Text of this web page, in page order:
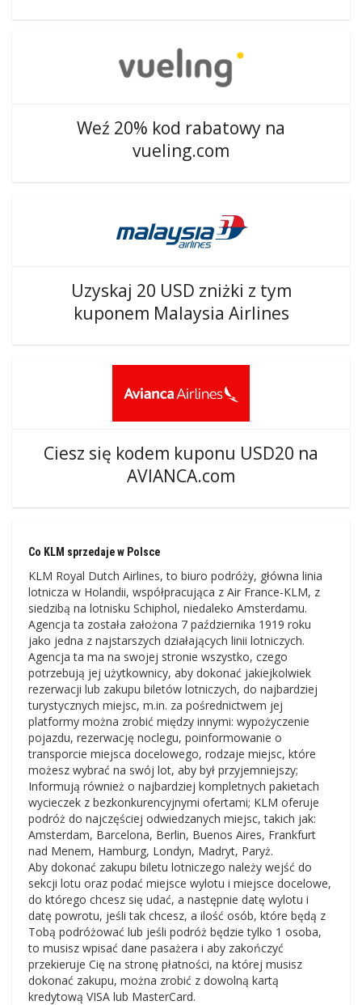
Weź 20% kod rabatowy na
vueling.com
Uzyskaj 20 USD zniżki z tym
kuponem Malaysia Airlines
Ciesz się kodem kuponu USD20 na
AVIANCA.com
Co KLM sprzedaje w Polsce
KLM Royal Dutch Airlines, to biuro podróży, główna linia
lotnicza w Holandii, współpracująca z Air France-KLM, z
siedzibą na lotnisku Schiphol, niedaleko Amsterdamu.
Agencja ta została założona 7 października 1919 roku
jako jedna z najstarszych działających linii lotniczych.
Agencja ta ma na swojej stronie wszystko, czego
potrzebują jej użytkownicy, aby dokonać jakiejkolwiek
rezerwacji lub zakupu biletów lotniczych, do najbardziej
turystycznych miejsc, m.in. za pośrednictwem jej
platformy można zrobić między innymi: wypożyczenie
pojazdu, rezerwację noclegu, poinformowanie o
transporcie miejsca docelowego, rodzaje miejsc, które
możesz wybrać na swój lot, aby był przyjemniejszy;
Informują również o najbardziej kompletnych pakietach
wycieczek z bezkonkurencyjnymi ofertami; KLM oferuje
podróż do najczęściej odwiedzanych miejsc, takich jak:
Amsterdam, Barcelona, ​​Berlin, Buenos Aires, Frankfurt
nad Menem, Hamburg, Londyn, Madryt, Paryż.
Aby dokonać zakupu biletu lotniczego należy wejść do
sekcji lotu oraz podać miejsce wylotu i miejsce docelowe,
do którego chcesz się udać, a następnie datę wylotu i
datę powrotu, jeśli tak chcesz, a ilość osób, które będą z
Tobą podróżować lub jeśli podróż będzie tylko 1 osoba,
to musisz wpisać dane pasażera i aby zakończyć
przekieruje Cię na stronę płatności, na której musisz
dokonać zakupu, można zrobić z dowolną kartą
kredytową VISA lub MasterCard.